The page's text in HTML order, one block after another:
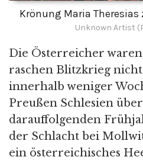
Krönung Maria
Unknown Artist
Die Österreicher
raschen Blitzkrieg
innerhalb weniger
Preußen Schlesien
darauffolgenden
der Schlacht bei
ein österreichisches